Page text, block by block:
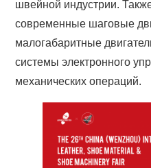
швейной индустрии.
современные шаговые
малогабаритные
системы электронного
механических операций.